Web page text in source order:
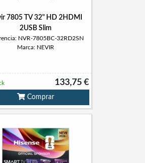
7805 TV 32" HD 2HDMI
2USB Slim
NVR-7805BC-32RD2SN
Marca: NEVIR
133,75 €
Comprar